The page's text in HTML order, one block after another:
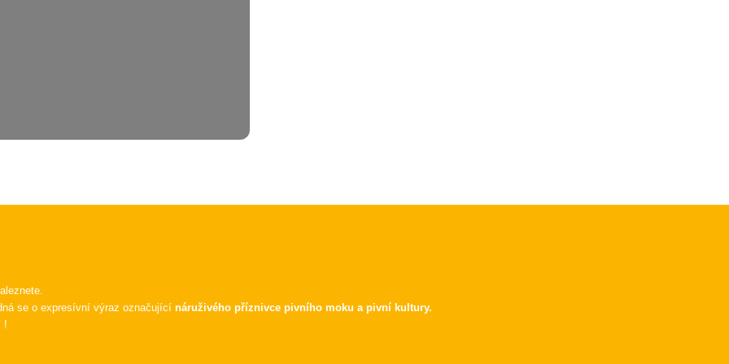
se o expresívní výraz označující náruživého příznivce pivního moku a pivní kultury.
!